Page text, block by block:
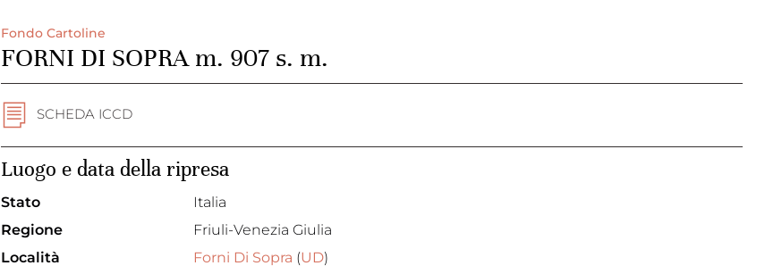
Fondo Cartoline
FORNI DI SOPRA m. 907 s. m.
SCHEDA ICCD
Luogo e data della ripresa
Stato
Italia
Regione
Friuli-Venezia Giulia
Località
Forni Di Sopra (UD)